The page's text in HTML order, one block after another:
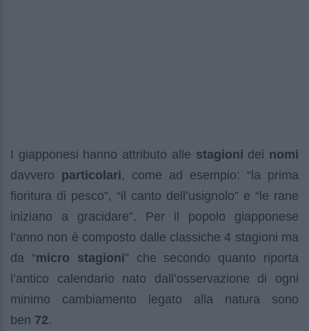
I giapponesi hanno attributo alle stagioni dei nomi
davvero particolari, come ad esempio: “la prima
fioritura di pesco”, “il canto dell’usignolo” e “le rane
iniziano a gracidare”. Per il popolo giapponese
l’anno non è composto dalle classiche 4 stagioni ma
da “micro stagioni” che secondo quanto riporta
l’antico calendario nato dall’osservazione di ogni
minimo cambiamento legato alla natura sono
ben 72.